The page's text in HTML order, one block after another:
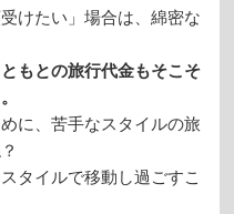
けたい」場合は、綿密な
もとの旅行代金もそこそ
に、苦手なスタイルの旅
タイルで移動し過ごすこ